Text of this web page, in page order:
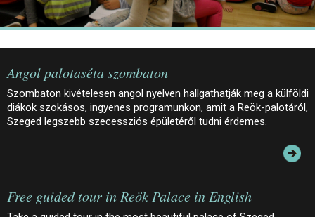
Angol palotaséta szombaton
Szombaton kivételesen angol nyelven hallgathatják meg a külföldi
diákok szokásos, ingyenes programunkon, amit a Reök-palotáról,
Szeged legszebb szecessziós épületéről tudni érdemes.
Free guided tour in Reök Palace in English